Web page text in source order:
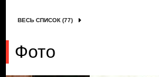
ВЕСЬ СПИСОК (77)
Фото